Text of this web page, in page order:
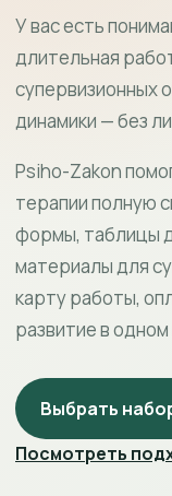
У вас есть
длительная
супервизионных
динамики — без
Psiho-Zakon
терапии полную
формы, таблицы
материалы для
карту работы,
развитие в
Выбрать
Посмотреть